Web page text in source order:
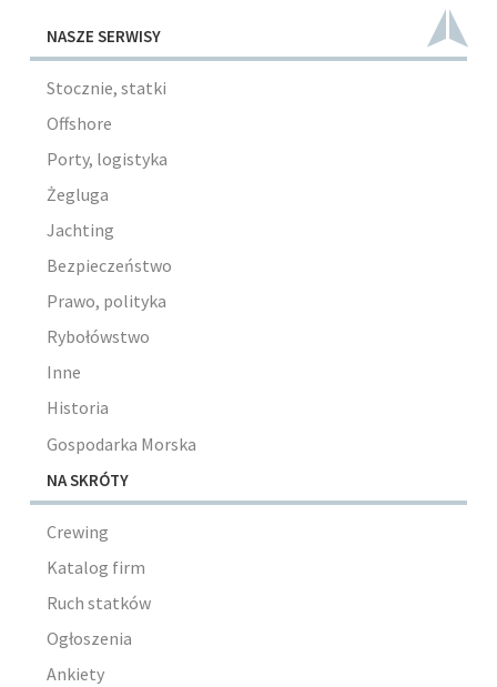
NASZE SERWISY
Stocznie, statki
Offshore
Porty, logistyka
Żegluga
Jachting
Bezpieczeństwo
Prawo, polityka
Rybołówstwo
Inne
Historia
Gospodarka Morska
NA SKRÓTY
Crewing
Katalog firm
Ruch statków
Ogłoszenia
Ankiety